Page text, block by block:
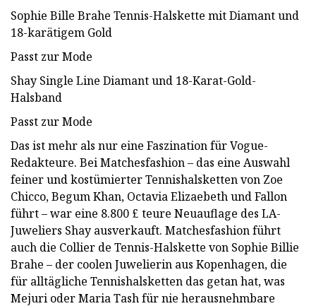
Sophie Bille Brahe Tennis-Halskette mit Diamant und
18-karätigem Gold
Passt zur Mode
Shay Single Line Diamant und 18-Karat-Gold-
Halsband
Passt zur Mode
Das ist mehr als nur eine Faszination für Vogue-
Redakteure. Bei Matchesfashion – das eine Auswahl
feiner und kostümierter Tennishalsketten von Zoe
Chicco, Begum Khan, Octavia Elizaebeth und Fallon
führt – war eine 8.800 £ teure Neuauflage des LA-
Juweliers Shay ausverkauft. Matchesfashion führt
auch die Collier de Tennis-Halskette von Sophie Billie
Brahe – der coolen Juwelierin aus Kopenhagen, die
für alltägliche Tennishalsketten das getan hat, was
Mejuri oder Maria Tash für nie herausnehmbare